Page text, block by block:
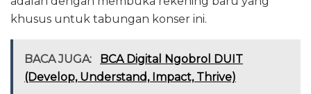
khusus untuk tabungan konser ini.
BACA JUGA:
BCA Digital Ngobrol DUIT
(Develop, Understand, Impact, Thrive)